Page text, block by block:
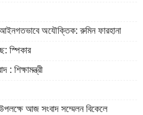
আইনগতভাবে অযৌক্তিক: রুমিন ফারহানা
স্পিকার
: শিক্ষামন্ত্রী
আজ সংবাদ সম্মেলন বিকেলে